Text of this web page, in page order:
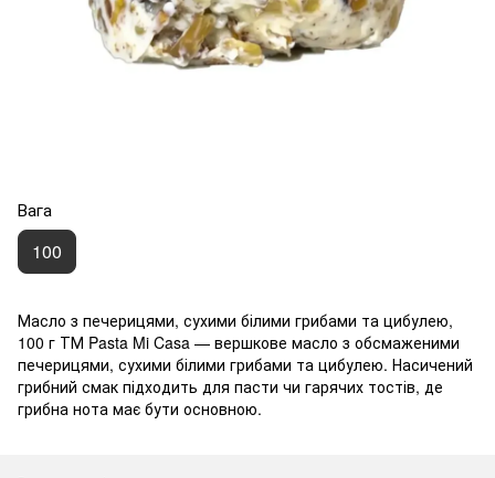
Вага
100
Масло з печерицями, сухими білими грибами та цибулею,
100 г ТМ Pasta Mi Casa — вершкове масло з обсмаженими
печерицями, сухими білими грибами та цибулею. Насичений
грибний смак підходить для пасти чи гарячих тостів, де
грибна нота має бути основною.